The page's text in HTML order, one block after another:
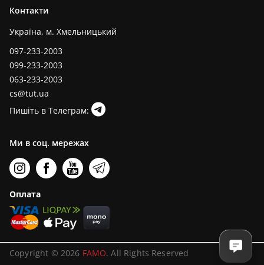
Контакти
Україна, м. Хмельницький
097-233-2003
099-233-2003
063-233-2003
cs@tut.ua
Пишіть в Телеграм:
Ми в соц. мережах
Оплата
Copyright © 2026 FAMO. All Rights Reserved